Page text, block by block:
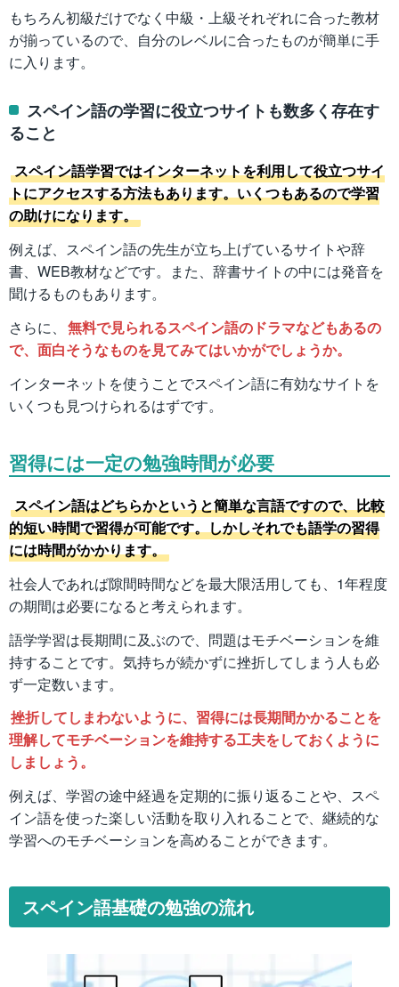
もちろん初級だけでなく中級・上級それぞれに合った教材
が揃っているので、自分のレベルに合ったものが簡単に手
に入ります。
スペイン語の学習に役立つサイトも数多く存在す
ること
スペイン語学習ではインターネットを利用して役立つサイ
トにアクセスする方法もあります。いくつもあるので学習
の助けになります。
例えば、スペイン語の先生が立ち上げているサイトや辞
書、WEB教材などです。また、辞書サイトの中には発音を
聞けるものもあります。
さらに、 無料で見られるスペイン語のドラマなどもあるの
で、面白そうなものを見てみてはいかがでしょうか。
インターネットを使うことでスペイン語に有効なサイトを
いくつも見つけられるはずです。
習得には一定の勉強時間が必要
スペイン語はどちらかというと簡単な言語ですので、比較
的短い時間で習得が可能です。しかしそれでも語学の習得
には時間がかかります。
社会人であれば隙間時間などを最大限活用しても、1年程度
の期間は必要になると考えられます。
語学学習は長期間に及ぶので、問題はモチベーションを維
持することです。気持ちが続かずに挫折してしまう人も必
ず一定数います。
挫折してしまわないように、習得には長期間かかることを
理解してモチベーションを維持する工夫をしておくように
しましょう。
例えば、学習の途中経過を定期的に振り返ることや、スペ
イン語を使った楽しい活動を取り入れることで、継続的な
学習へのモチベーションを高めることができます。
スペイン語基礎の勉強の流れ